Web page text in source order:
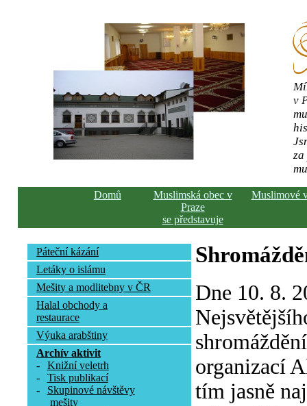
v
Domů
Muslimská obec v
Praze
se představuje
Muslimové
Páteční kázání
Letáky o islámu
Mešity a modlitebny v ČR
Halal obchody a
restaurace
Výuka arabštiny
Archív aktivit
-
Knižní veletrh
-
Tisk publikací
-
Skupinové návštěvy
mešity
Dne 10. 8.
organizací
tím jasně